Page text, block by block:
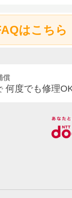
はこちら
償
何度でも修理